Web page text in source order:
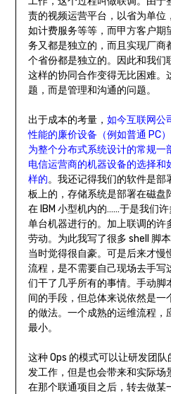
责的视频运营平台，以省为单位
如计费服务等等，而甲方客户期
务又都是独立的，而且实现厂商
个省份都是独立的。因此和我们
这样的协同合作变得无比困难。
题，而是管理和沟通的问题。
出于成本的考量， 如今互联网公
性能的廉价设备（例如普通 PC
为整个分布式系统设计的常规一
电信运营商的机器设备的选择和
样的。我还记得我们的软件是部
板上的，存储系统是部署在磁盘
在 IBM 小型机内的……于是我们
单台机器进行的。加上联调的许
劳动。为此我写了很多 shell 脚
当时觉得很自豪。可是后来才慢
流程，是不需要自己现场去手写
们干了几乎所有的事情。手动脚
间的手段，但总体来说依然是一
的做法。一个成熟的运维流程，
最小。
这种 Ops 的模式可以让研发团
发工作，但是也会带来和实际场
在那个联通项目之后，转去做某